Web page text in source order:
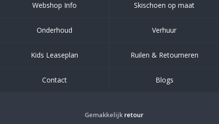
Webshop Info Skischoen op maat
Onderhoud Verhuur
Kids Leaseplan Ruilen & Retourneren
Contact Blogs
Gemakkelijk retour